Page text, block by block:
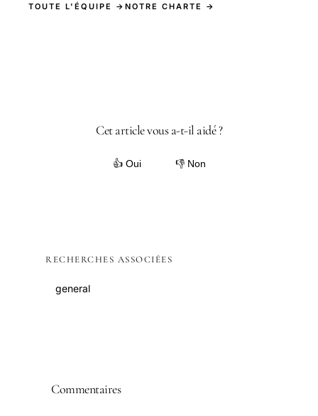
TOUTE L'ÉQUIPE → NOTRE CHARTE →
Cet article vous a-t-il aidé ?
👍 Oui 👎 Non
RECHERCHES ASSOCIÉES
general
Commentaires